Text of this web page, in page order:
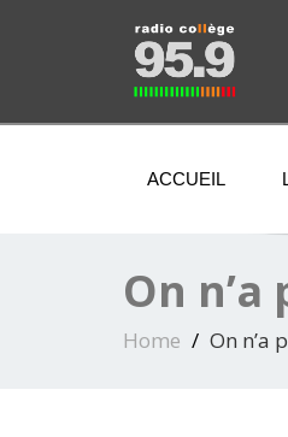
ACCUEIL
On
Home On n’a